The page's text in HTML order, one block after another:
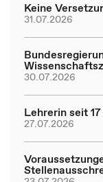
Keine
31.07.2026
30.07.2026
Lehrerin seit
27.07.2026